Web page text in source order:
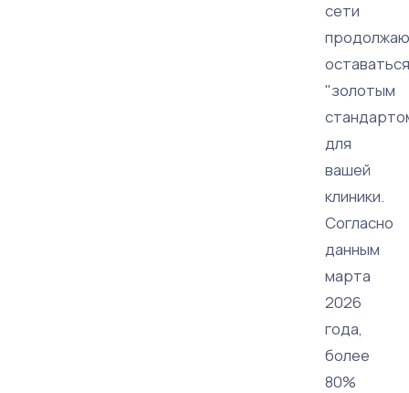
сети
оставаться
"золотым
для
вашей
клиники.
Согласно
данным
марта
2026
года,
более
80%